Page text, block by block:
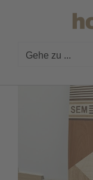
Gehe zu ...